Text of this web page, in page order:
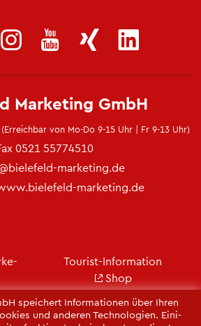
spei­chert In­for­ma­tio­nen über Ihren
und an­de­ren Tech­no­lo­gi­en. Ei­ni­
Mar­ke­ting GmbH
(Er­reich­bar von Mo-Do 9-15 Uhr | Fr 9-13 Uhr)
0521 55774510
​marketing.​de
​marketing.​de
Tou­rist-In­for­ma­ti­on
Shop
City Bie­le­feld
Bie­le­feld-Gut­schein